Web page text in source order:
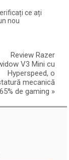
ce ați
nou
Review Razer
V3 Mini cu
Hyperspeed, o
mecanică
65% de gaming »